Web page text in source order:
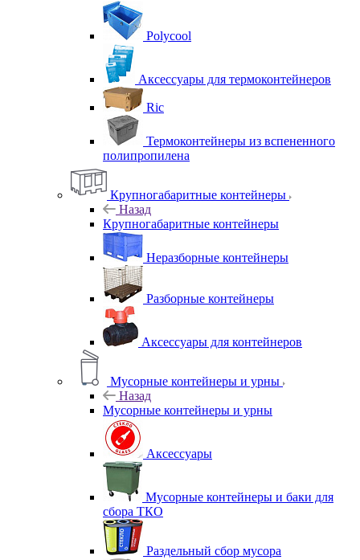
Polycool
Аксессуары для термоконтейнеров
Ric
Термоконтейнеры из вспененного
полипропилена
Крупногабаритные контейнеры
Назад
Крупногабаритные контейнеры
Неразборные контейнеры
Разборные контейнеры
Аксессуары для контейнеров
Мусорные контейнеры и урны
Назад
Мусорные контейнеры и урны
Аксессуары
Мусорные контейнеры и баки для
сбора ТКО
Раздельный сбор мусора